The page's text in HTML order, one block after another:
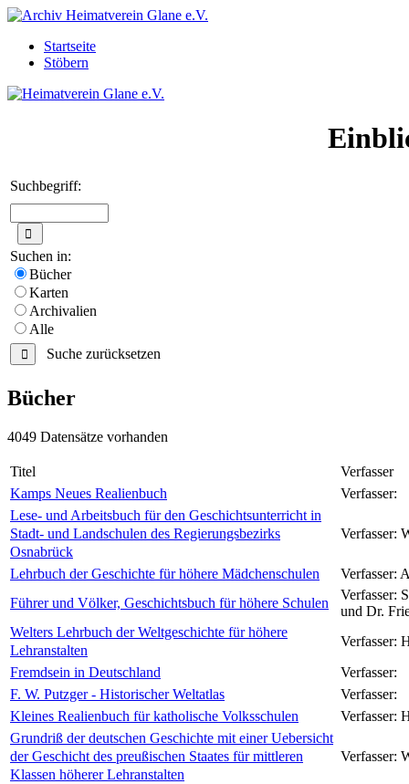
Startseite
Stöbern
Suchbegriff:
Suchen in:
Bücher
Karten
Archivalien
Alle
Suche zurücksetzen
Bücher
4049 Datensätze vorhanden
Titel Verfasser
Kamps Neues Realienbuch Verfasser:
Lese- und Arbeitsbuch für den Geschichtsunterricht in
Stadt- und Landschulen des Regierungsbezirks
Osnabrück
Verfasser:
Lehrbuch der Geschichte für höhere Mädchenschulen Verfasser:
Führer und Völker, Geschichtsbuch für höhere Schulen Verfasser:
und Dr.
Welters Lehrbuch der Weltgeschichte für höhere
Lehranstalten
Verfasser:
Fremdsein in Deutschland Verfasser:
F. W. Putzger - Historischer Weltatlas Verfasser:
Kleines Realienbuch für katholische Volksschulen Verfasser:
Grundriß der deutschen Geschichte mit einer Uebersicht
der Geschicht des preußischen Staates für mittleren
Klassen höherer Lehranstalten
Verfasser: